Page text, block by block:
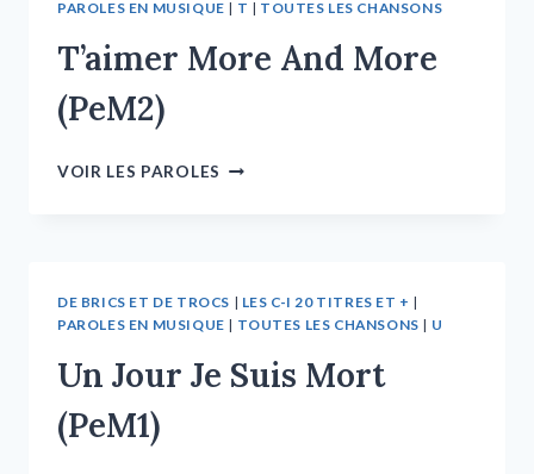
PAROLES EN MUSIQUE | T | TOUTES LES CHANSONS
T’aimer More And More
(PeM2)
VOIR LES PAROLES
DE BRICS ET DE TROCS | LES C-I 20 TITRES ET + |
PAROLES EN MUSIQUE | TOUTES LES CHANSONS | U
Un Jour Je Suis Mort
(PeM1)